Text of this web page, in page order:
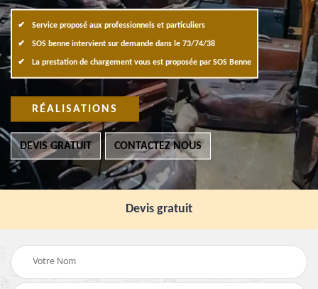
Service proposé aux professionnels et particuliers
SOS benne intervient sur demande dans le 73/74/38
La prestation de chargement vous est proposée par SOS Benne
RÉALISATIONS
DEVIS GRATUIT CONTACTEZ NOUS
Devis gratuit